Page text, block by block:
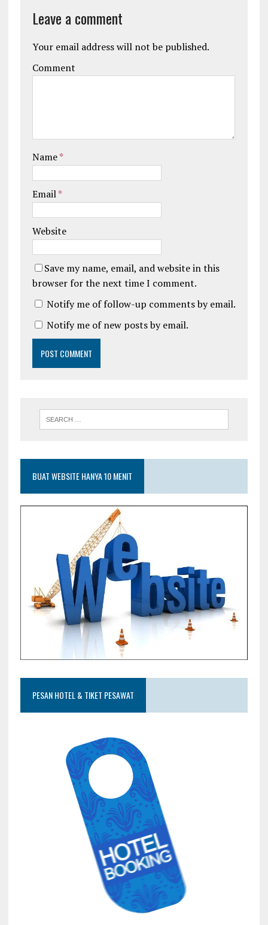
Leave a comment
Your email address will not be published.
Comment
Name*
Email*
Website
Save my name, email, and website in this
browser for the next time I comment.
Notify me of follow-up comments by email.
Notify me of new posts by email.
BUAT WEBSITE HANYA 10 MENIT
PESAN HOTEL & TIKET PESAWAT